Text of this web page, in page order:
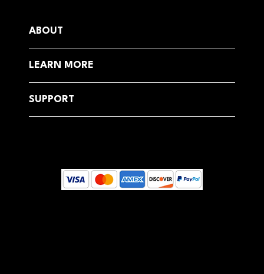
ABOUT
LEARN MORE
SUPPORT